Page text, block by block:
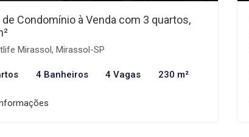
de Condomínio à Venda com 3 quartos,
Mirassol, Mirassol-SP
4 Banheiros 4 Vagas 230 m²